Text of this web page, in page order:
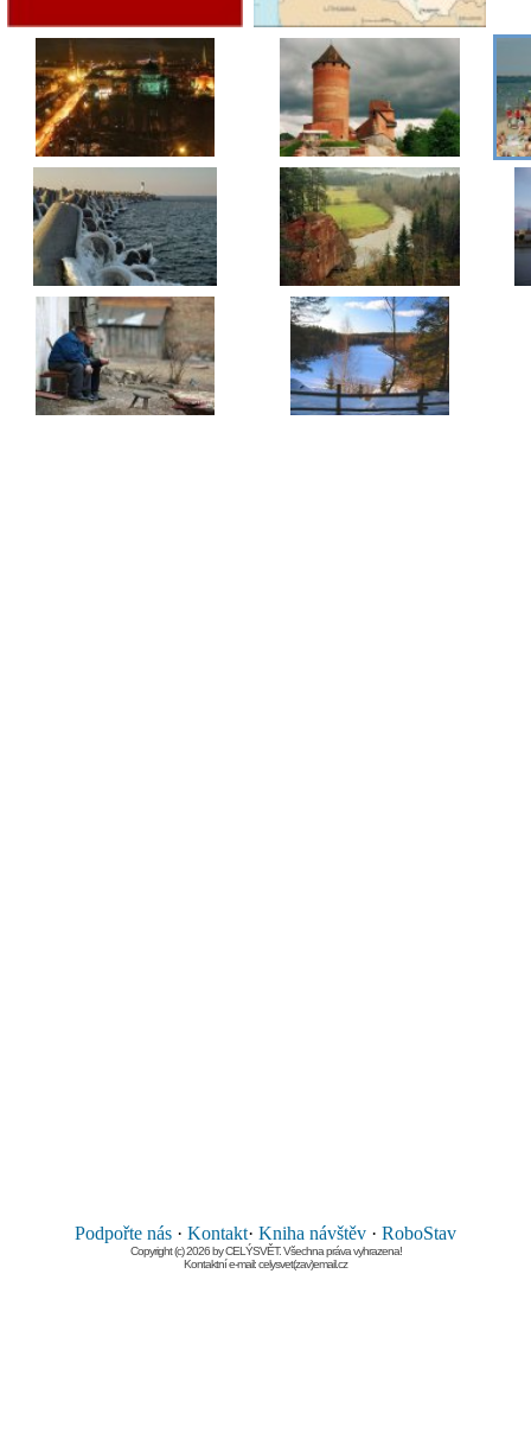
Podpořte nás · Kontakt· Kniha návštěv · RoboStav
Copyright (c) 2026 by CELÝSVĚT. Všechna práva vyhrazena!
Kontaktní e-mail: celysvet(zav)email.cz